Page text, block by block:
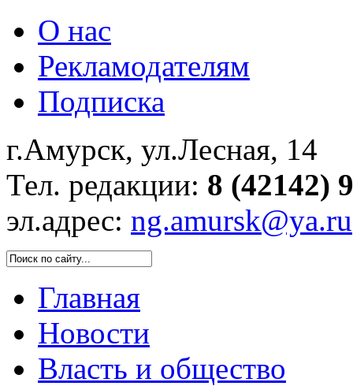
О нас
Рекламодателям
Подписка
г.Амурск, ул.Лесная, 14
Тел. редакции: 8 (42142)
эл.адрес: ng.amursk@ya.ru
Главная
Новости
Власть и общество